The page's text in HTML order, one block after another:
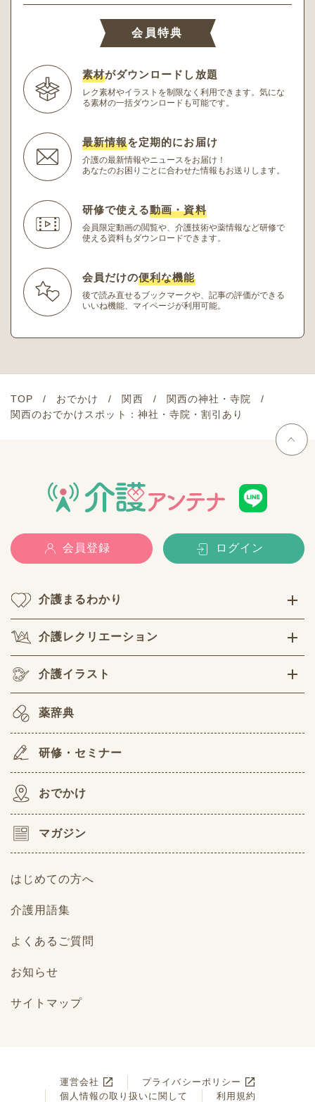
会員特典
素材がダウンロードし放題
レク素材やイラストを制限なく利用できます。 気にな
る素材の一括ダウンロードも可能です。
最新情報を定期的にお届け
介護の最新情報やニュースをお届け！
あなたのお困りごとに合わせた情報もお送りします。
研修で使える動画・資料
会員限定動画の閲覧や、介護技術や薬情報など研修で
使える資料もダウンロードできます。
会員だけの便利な機能
後で読み直せるブックマークや、記事の評価ができる
いいね機能、マイページが利用可能。
TOP おでかけ 関西
関西の神社・寺院
関西のおでかけスポット：神社・寺院・割引あり
会員登録 ログイン
介護まるわかり
介護レクリエーション
介護イラスト
薬辞典
研修・セミナー
おでかけ
マガジン
はじめての方へ
介護用語集
よくあるご質問
お知らせ
サイトマップ
運営会社
プライバシーポリシー
個人情報の取り扱いに関して
利用規約